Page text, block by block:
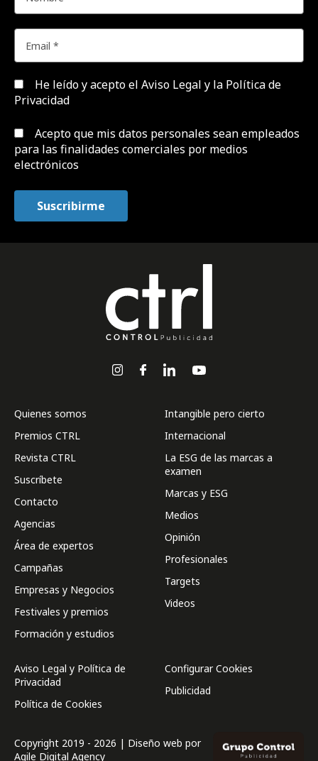
He leído y acepto el Aviso Legal y la Política de
Privacidad
Acepto que mis datos personales sean empleados
para las finalidades comerciales por medios
electrónicos
Quienes somos
Premios CTRL
Revista CTRL
Suscríbete
Contacto
Agencias
Área de expertos
Campañas
Empresas y Negocios
Festivales y premios
Formación y estudios
Intangible pero cierto
Internacional
La ESG de las marcas a
examen
Marcas y ESG
Medios
Opinión
Profesionales
Targets
Videos
Aviso Legal y Política de
Privacidad
Política de Cookies
Configurar Cookies
Publicidad
Copyright 2019 - 2026 | Diseño web por
Agile Digital Agency